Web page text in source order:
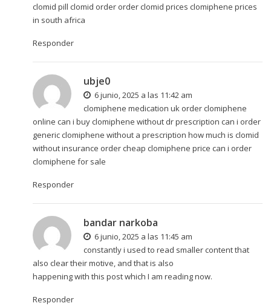
clomid pill clomid order order clomid prices clomiphene prices
in south africa
Responder
ubje0
6 junio, 2025 a las 11:42 am
clomiphene medication uk order clomiphene
online can i buy clomiphene without dr prescription can i order
generic clomiphene without a prescription how much is clomid
without insurance order cheap clomiphene price can i order
clomiphene for sale
Responder
bandar narkoba
6 junio, 2025 a las 11:45 am
constantly i used to read smaller content that
also clear their motive, and that is also
happening with this post which I am reading now.
Responder